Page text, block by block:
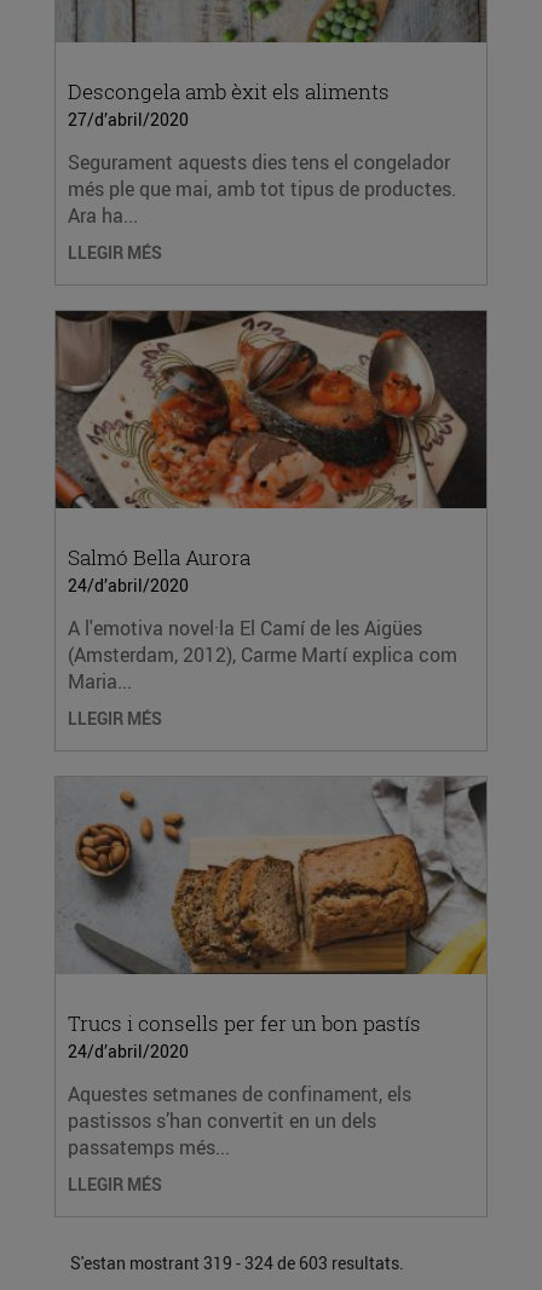
Descongela amb èxit els aliments
27/d’abril/2020
Segurament aquests dies tens el congelador
més ple que mai, amb tot tipus de productes.
Ara ha...
LLEGIR MÉS
Salmó Bella Aurora
24/d’abril/2020
A l'emotiva novel·la El Camí de les Aigües
(Amsterdam, 2012), Carme Martí explica com
Maria...
LLEGIR MÉS
Trucs i consells per fer un bon pastís
24/d’abril/2020
Aquestes setmanes de confinament, els
pastissos s’han convertit en un dels
passatemps més...
LLEGIR MÉS
S'estan mostrant 319 - 324 de 603 resultats.